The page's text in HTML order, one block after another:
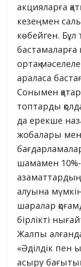
акцияларға
кезеңмен
көбейген. Бұл
ортақ
араласа
Сонымен
топтарды
да ерекше
жобалары мен
шамамен
азаматтардың
алуына
шаралар
бірлікті
Жалпы
«Әділдік пен
асыру